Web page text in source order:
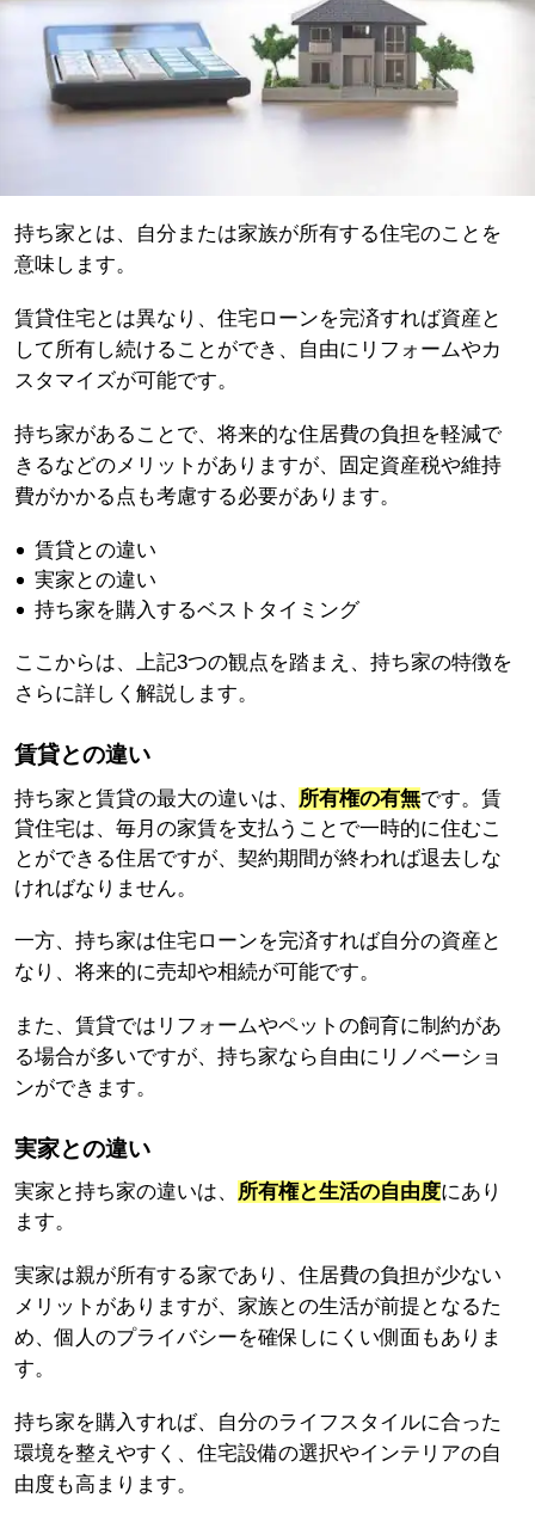
持ち家とは、自分または家族が所有する住宅のことを
意味します。
賃貸住宅とは異なり、住宅ローンを完済すれば資産と
して所有し続けることができ、自由にリフォームやカ
スタマイズが可能です。
持ち家があることで、将来的な住居費の負担を軽減で
きるなどのメリットがありますが、固定資産税や維持
費がかかる点も考慮する必要があります。
賃貸との違い
実家との違い
持ち家を購入するベストタイミング
ここからは、上記3つの観点を踏まえ、持ち家の特徴を
さらに詳しく解説します。
賃貸との違い
持ち家と賃貸の最大の違いは、 所有権の有無です。賃
貸住宅は、毎月の家賃を支払うことで一時的に住むこ
とができる住居ですが、契約期間が終われば退去しな
ければなりません。
一方、持ち家は住宅ローンを完済すれば自分の資産と
なり、将来的に売却や相続が可能です。
また、賃貸ではリフォームやペットの飼育に制約があ
る場合が多いですが、持ち家なら自由にリノベーショ
ンができます。
実家との違い
実家と持ち家の違いは、 所有権と生活の自由度にあり
ます。
実家は親が所有する家であり、住居費の負担が少ない
メリットがありますが、家族との生活が前提となるた
め、個人のプライバシーを確保しにくい側面もありま
す。
持ち家を購入すれば、自分のライフスタイルに合った
環境を整えやすく、住宅設備の選択やインテリアの自
由度も高まります。